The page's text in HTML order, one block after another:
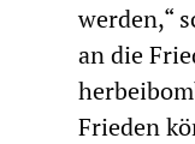
werden,“
an die
Frieden